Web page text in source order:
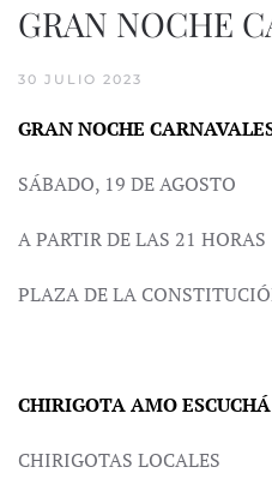
GRAN NOCHE
30 JULIO 2023
GRAN NOCHE
SÁBADO, 19 DE AGOSTO
A PARTIR DE LAS 21 HORAS
PLAZA DE LA
CHIRIGOTA AMO ESCUCHÁ
CHIRIGOTAS LOCALES